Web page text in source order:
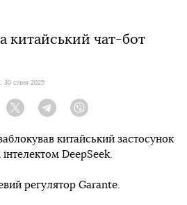
китайський чат-бот
30 січня 2025
Twitter Telegram
китайський застосунок
DeepSeek.
регулятор Garante.